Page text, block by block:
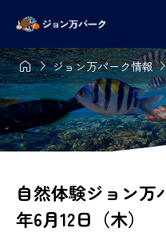
ジョン万パーク情報
自然体験ジョン万
年6月12日（木）